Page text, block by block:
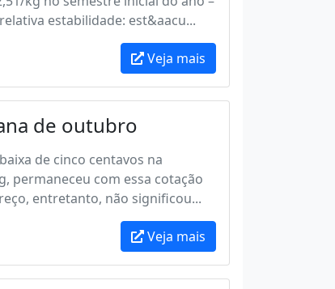
estabilidade: est&aacu...
Veja mais
de outubro
de cinco centavos na
permaneceu com essa cotação
entretanto, não significou...
Veja mais